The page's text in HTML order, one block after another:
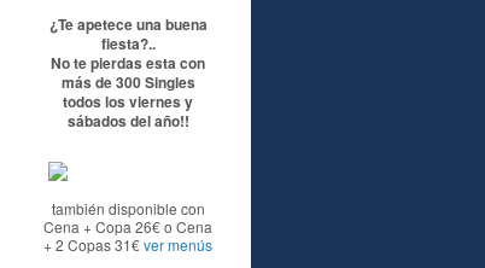
¿Te apetece una buena
fiesta?..
No te pierdas esta con
más de 300 Singles
todos los viernes y
sábados del año!!
también disponible con
Cena + Copa 26€ o Cena
+ 2 Copas 31€ver menús